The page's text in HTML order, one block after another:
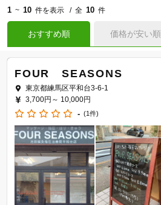
1 ~ 10 件を表示 全 10 件
おすすめ順 価格が安い順
FOUR SEASONS
東京都練馬区平和台3-6-1
3,700円～ 10,000円
- (1件)